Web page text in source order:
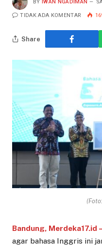
BY IWAN NGADIMAN
TIDAK ADA KOMENTAR
Share
Bandung, Merdeka17.id –
agar bahasa Inggris ini